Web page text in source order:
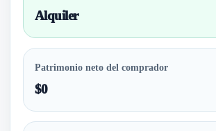
Alquiler
Patrimonio neto del comprador
$0